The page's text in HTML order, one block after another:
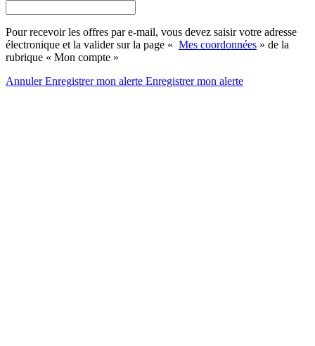
Pour recevoir les offres par e-mail, vous devez saisir votre adresse
électronique et la valider sur la page « Mes coordonnées » de la
rubrique « Mon compte »
AnnulerEnregistrer mon alerte Enregistrermon alerte